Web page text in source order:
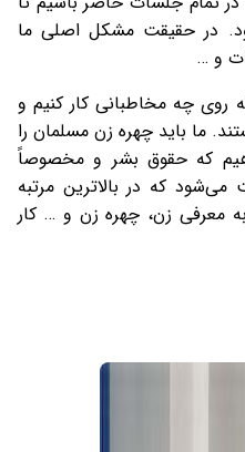
در حقیقت مشکل اصلی ما
و …
روی چه مخاطبانی کار کنیم و
ما باید چهره زن مسلمان را
که حقوق بشر و مخصوصاً
می‌شود که در بالاترین مرتبه
معرفی زن، چهره زن و … کار